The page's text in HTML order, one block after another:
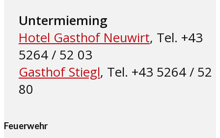
Untermieming
Hotel Gasthof Neuwirt, Tel. +43
5264 / 52 03
Gasthof Stiegl, Tel. +43 5264 / 52
80
Feuerwehr